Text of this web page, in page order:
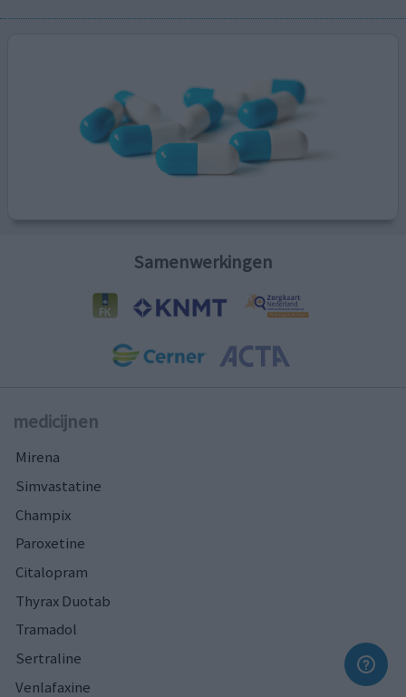
Samenwerkingen
medicijnen
Mirena
Simvastatine
Champix
Paroxetine
Citalopram
Thyrax Duotab
Tramadol
Sertraline
Venlafaxine